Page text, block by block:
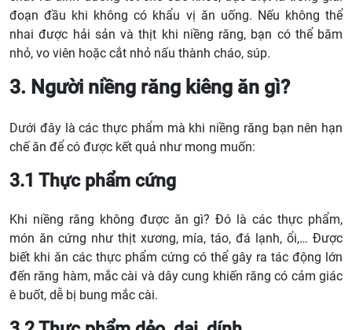
đoạn đầu khi không có khẩu vị ăn uống. Nếu không thể
nhai được hải sản và thịt khi niềng răng, bạn có thể băm
nhỏ, vo viên hoặc cắt nhỏ nấu thành cháo, súp.
3. Người niềng răng kiêng ăn gì?
Dưới đây là các thực phẩm mà khi niềng răng bạn nên hạn
chế ăn để có được kết quả như mong muốn:
3.1 Thực phẩm cứng
Khi niềng răng không được ăn gì? Đó là các thực phẩm,
món ăn cứng như thịt xương, mía, táo, đá lạnh, ổi,… Được
biết khi ăn các thực phẩm cứng có thể gây ra tác động lớn
đến răng hàm, mắc cài và dây cung khiến răng có cảm giác
ê buốt, dễ bị bung mắc cài.